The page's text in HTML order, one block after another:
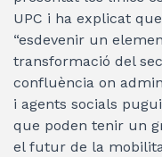
UPC i ha explicat
“esdevenir un
transformació del
confluència on
i agents socials
que poden tenir un
el futur de la